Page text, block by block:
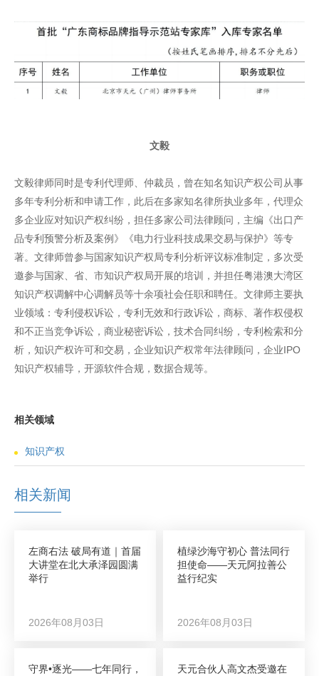
文毅
文毅律师同时是专利代理师、仲裁员，曾在知名知识产权公司从事
多年专利分析和申请工作，此后在多家知名律所执业多年，代理众
多企业应对知识产权纠纷，担任多家公司法律顾问，主编《出口产
品专利预警分析及案例》《电力行业科技成果交易与保护》等专
著。文律师曾参与国家知识产权局专利分析评议标准制定，多次受
邀参与国家、省、市知识产权局开展的培训，并担任粤港澳大湾区
知识产权调解中心调解员等十余项社会任职和聘任。文律师主要执
业领域：专利侵权诉讼，专利无效和行政诉讼，商标、著作权侵权
和不正当竞争诉讼，商业秘密诉讼，技术合同纠纷，专利检索和分
析，知识产权许可和交易，企业知识产权常年法律顾问，企业IPO
知识产权辅导，开源软件合规，数据合规等。
相关领域
知识产权
相关新闻
左商右法 破局有道｜首届
大讲堂在北大承泽园圆满
举行
2026年08月03日
植绿沙海守初心 普法同行
担使命——天元阿拉善公
益行纪实
2026年08月03日
守界•逐光——七年同行，
天元合伙人高文杰受邀在